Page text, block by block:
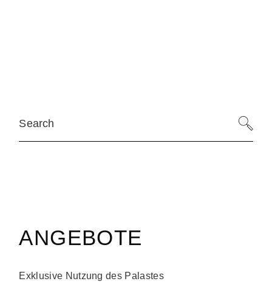
ANGEBOTE
Exklusive Nutzung des Palastes